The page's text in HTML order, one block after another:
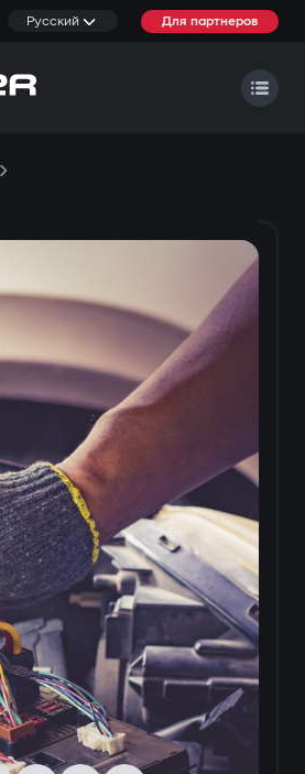
Русский Для партнеров